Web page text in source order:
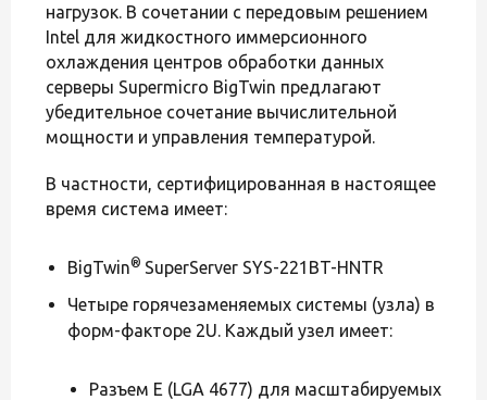
нагрузок. В сочетании с передовым решением
Intel для жидкостного иммерсионного
охлаждения центров обработки данных
серверы Supermicro BigTwin предлагают
убедительное сочетание вычислительной
мощности и управления температурой.
В частности, сертифицированная в настоящее
время система имеет:
BigTwin® SuperServer SYS-221BT-HNTR
Четыре горячезаменяемых системы (узла) в
форм-факторе 2U. Каждый узел имеет:
Разъем E (LGA 4677) для масштабируемых